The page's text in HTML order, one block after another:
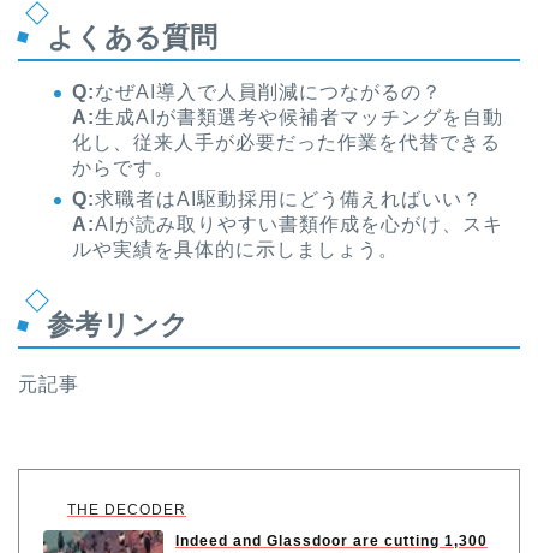
よくある質問
Q:なぜAI導入で人員削減につながるの？
A:生成AIが書類選考や候補者マッチングを自動
化し、従来人手が必要だった作業を代替できる
からです。
Q:求職者はAI駆動採用にどう備えればいい？
A:AIが読み取りやすい書類作成を心がけ、スキ
ルや実績を具体的に示しましょう。
参考リンク
元記事
THE DECODER
Indeed and Glassdoor are cutting 1,300